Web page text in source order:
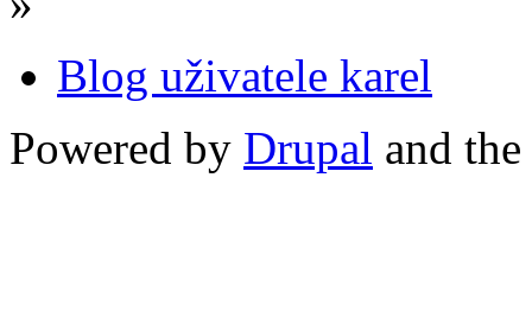
Blog uživatele karel
Powered by Drupal and the